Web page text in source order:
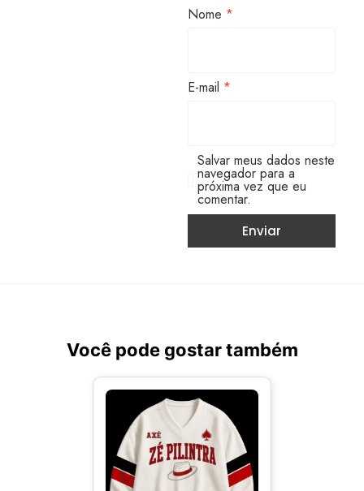
Nome *
E-mail *
Salvar meus dados neste
navegador para a
próxima vez que eu
comentar.
Você pode gostar também